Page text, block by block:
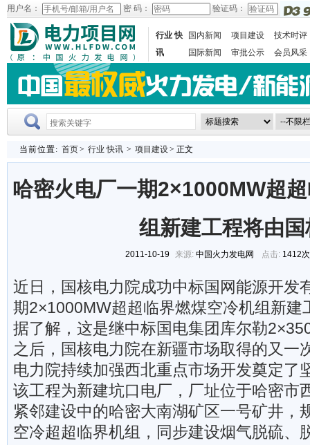
用户名： 密 码： 验证码：
行业 快
讯
国内新闻 项目建设
技术时评
国际新闻
审批公示 会员风采
当前位置: 首页> 行业 快讯 > 项目建设> 正文
哈密火电厂一期2×1000MW超
组新建工程将由国
2011-10-19 来源: 中国火力发电网 点击: 1412
近日，国核电力院成功中标国网能源开发
期2×1000MW超超临界燃煤空冷机组新建
据了解，这是继中标国电集团库尔勒
之后，国核电力院在新疆市场取得的又一
电力院持续加强西北重点市场开发奠定了
该工程为新建坑口电厂，厂址位于哈密市
紧邻建设中的哈密大南湖矿区一号矿井，
空冷超超临界机组，同步建设烟气脱硫、